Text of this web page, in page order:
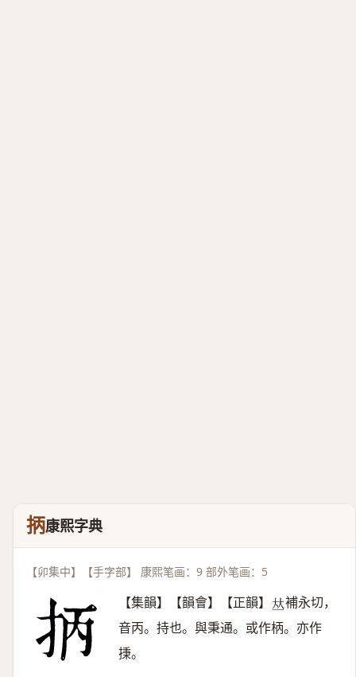
抦康熙字典
【卯集中】【手字部】 康熙笔画：9 部外笔画：5
【集韻】【韻會】【正韻】 𠀤補永切，
音丙。持也。與秉通。或作柄。亦作
㨀。